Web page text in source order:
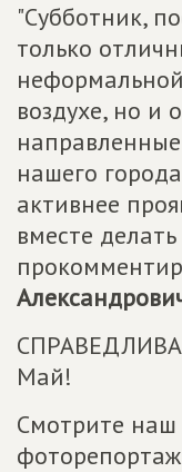
"Субботник,
только
воздухе, но и
нашего
активнее
вместе
Май!
Смотрите